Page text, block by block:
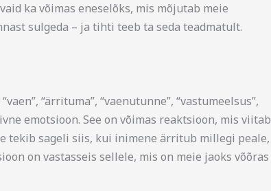
ka võimas eneselõks, mis mõjutab meie
sulgeda – ja tihti teeb ta seda teadmatult.
“ärrituma”, “vaenutunne”, “vastumeelsus”,
emotsioon. See on võimas reaktsioon, mis viitab
tekib sageli siis, kui inimene ärritub millegi peale,
on vastasseis sellele, mis on meie jaoks võõras